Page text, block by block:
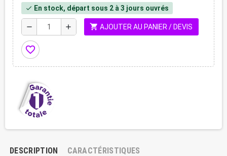
check En stock, départ sous 2 à 3 jours ouvrés
remove add shopping_cart AJOUTER AU PANIER / DEVIS
favorite_border
DESCRIPTION CARACTÉRISTIQUES